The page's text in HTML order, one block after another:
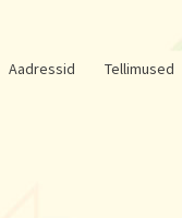
Aadressid Tellimused